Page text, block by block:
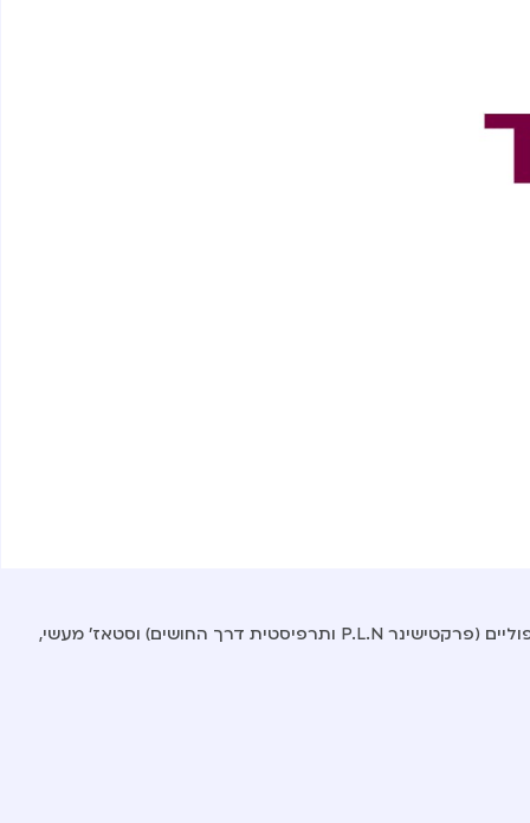
תואר ראשון בפסיכולוגיה מעניק ידע תיאורטי ויישומי להבנת התנהגות הפרט, המשפחה והקהילה. הלימודים כוללים הכשרה במחקר, כלים טיפוליים (פרקטישינר P.L.N ותרפיסטית דרך החושים) וסטאז’ מעשי,